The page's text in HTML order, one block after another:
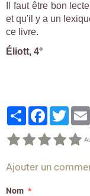
Il faut être bon
et qu'il y a un
ce livre.
Éliott, 4°
PartagerFacebook
Twitter
Ajouter un
Nom